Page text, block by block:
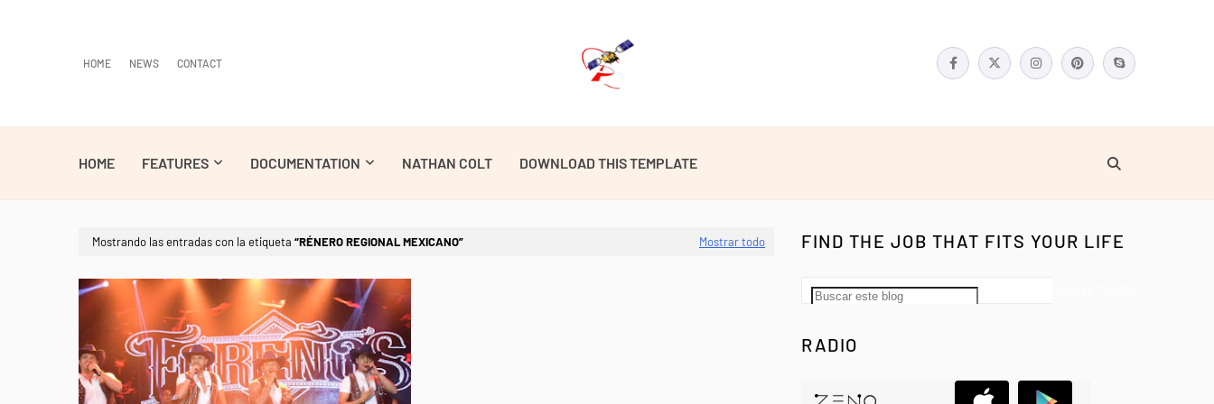
HOME NEWS CONTACT
HOME FEATURES DOCUMENTATION NATHAN COLT DOWNLOAD THIS TEMPLATE
Mostrando las entradas con la etiqueta RÉNERO REGIONAL MEXICANO Mostrar todo FIND THE JOB THAT FITS YOUR LIFE
RADIO